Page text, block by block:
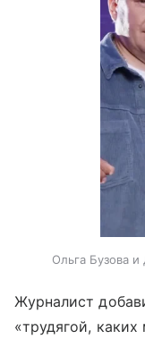
Ольга Бузова
Журналист
«трудягой,